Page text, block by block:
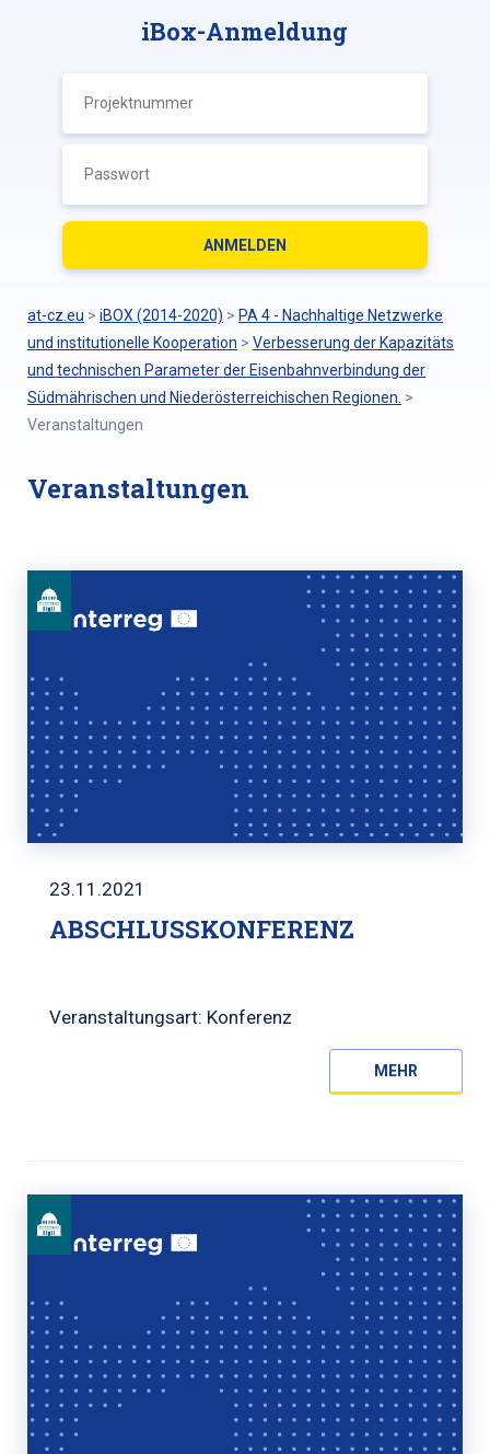
iBox-Anmeldung
at-cz.eu > iBOX (2014-2020) > PA 4 - Nachhaltige Netzwerke
und institutionelle Kooperation > Verbesserung der Kapazitäts
und technischen Parameter der Eisenbahnverbindung der
Südmährischen und Niederösterreichischen Regionen. >
Veranstaltungen
Veranstaltungen
23.11.2021
ABSCHLUSSKONFERENZ
Veranstaltungsart: Konferenz
MEHR